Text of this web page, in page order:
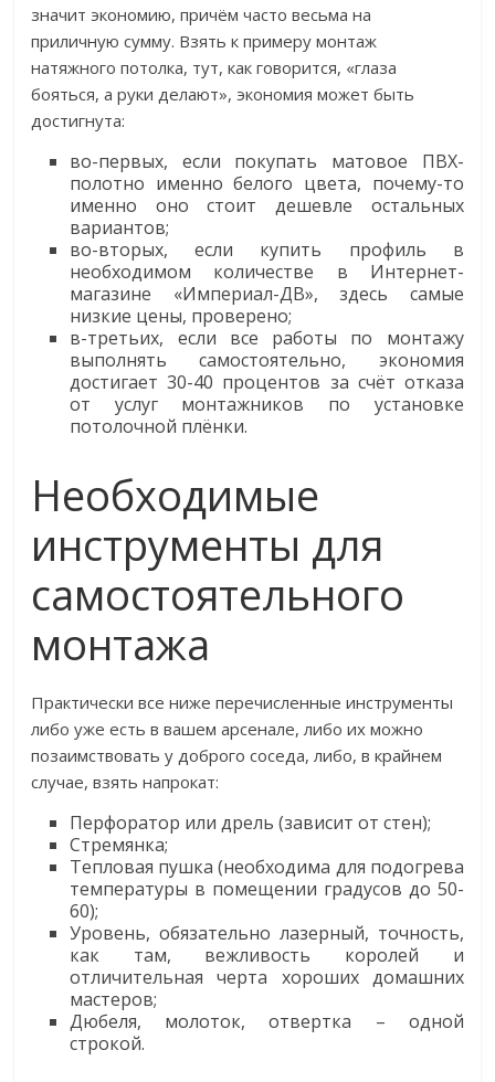
значит экономию, причём часто весьма на
приличную сумму. Взять к примеру монтаж
натяжного потолка, тут, как говорится, «глаза
бояться, а руки делают», экономия может быть
достигнута:
во-первых, если покупать матовое ПВХ-
полотно именно белого цвета, почему-то
именно оно стоит дешевле остальных
вариантов;
во-вторых, если купить профиль в
необходимом количестве в Интернет-
магазине «Империал-ДВ», здесь самые
низкие цены, проверено;
в-третьих, если все работы по монтажу
выполнять самостоятельно, экономия
достигает 30-40 процентов за счёт отказа
от услуг монтажников по установке
потолочной плёнки.
Необходимые
инструменты для
самостоятельного
монтажа
Практически все ниже перечисленные инструменты
либо уже есть в вашем арсенале, либо их можно
позаимствовать у доброго соседа, либо, в крайнем
случае, взять напрокат:
Перфоратор или дрель (зависит от стен);
Стремянка;
Тепловая пушка (необходима для подогрева
температуры в помещении градусов до 50-
60);
Уровень, обязательно лазерный, точность,
как там, вежливость королей и
отличительная черта хороших домашних
мастеров;
Дюбеля, молоток, отвертка – одной
строкой.